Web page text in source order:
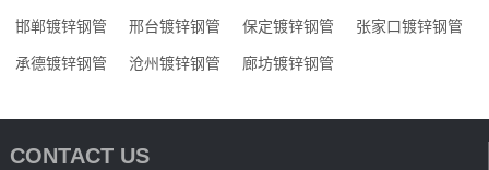
邯郸镀锌钢管 邢台镀锌钢管 保定镀锌钢管 张家口镀锌钢管
承德镀锌钢管 沧州镀锌钢管 廊坊镀锌钢管
CONTACT US